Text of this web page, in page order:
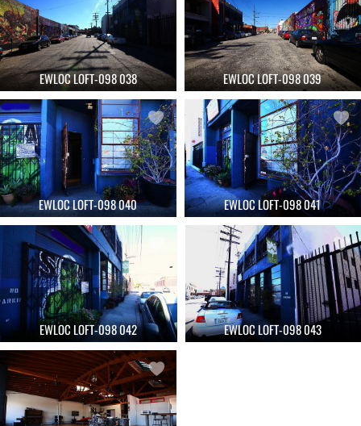
EWLOC LOFT-098 038 EWLOC LOFT-098 039
EWLOC LOFT-098 040 EWLOC LOFT-098 041
EWLOC LOFT-098 042 EWLOC LOFT-098 043